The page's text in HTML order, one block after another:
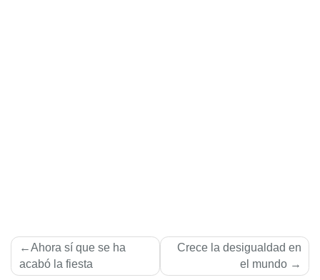
Navegación
de
Ahora sí que se ha
acabó la fiesta
Crece la desigualdad en
el mundo